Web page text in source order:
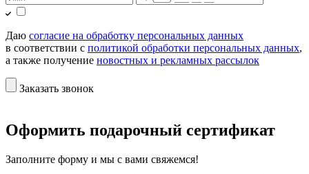
Даю согласие на обработку персональных данных
в соответствии с политикой обработки персональных данных,
а также получение новостных и рекламных рассылок
Заказать звонок
Оформить подарочный сертификат
Заполните форму и мы с вами свяжемся!